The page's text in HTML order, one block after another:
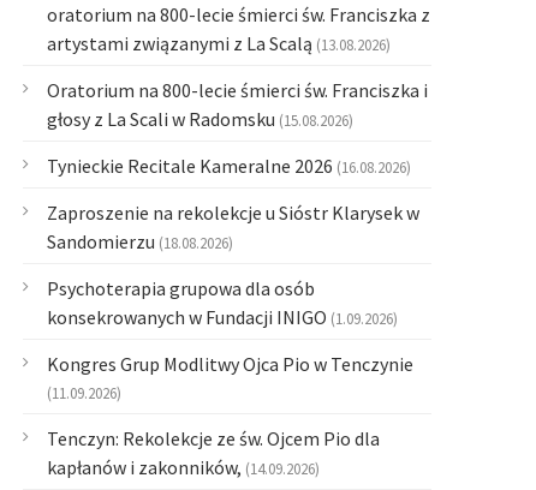
oratorium na 800-lecie śmierci św. Franciszka z
artystami związanymi z La Scalą (13.08.2026)
Oratorium na 800-lecie śmierci św. Franciszka i
głosy z La Scali w Radomsku (15.08.2026)
Tynieckie Recitale Kameralne 2026 (16.08.2026)
Zaproszenie na rekolekcje u Sióstr Klarysek w
Sandomierzu (18.08.2026)
Psychoterapia grupowa dla osób
konsekrowanych w Fundacji INIGO (1.09.2026)
Kongres Grup Modlitwy Ojca Pio w Tenczynie
(11.09.2026)
Tenczyn: Rekolekcje ze św. Ojcem Pio dla
kapłanów i zakonników, (14.09.2026)